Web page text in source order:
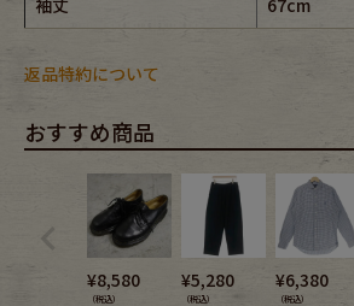
袖丈
67cm
返品特約について
おすすめ商品
¥8,580
（税込）
¥5,280
（税込）
¥6,380
（税込）